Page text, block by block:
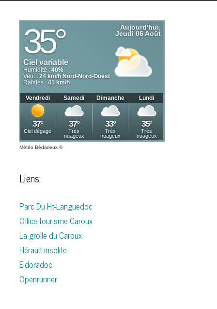
Météo Bédarieux ©
Liens:
Parc Du Ht-Languedoc
Office tourisme Caroux
La grolle du Caroux
Hérault insolite
Eldoradoc
Openrunner